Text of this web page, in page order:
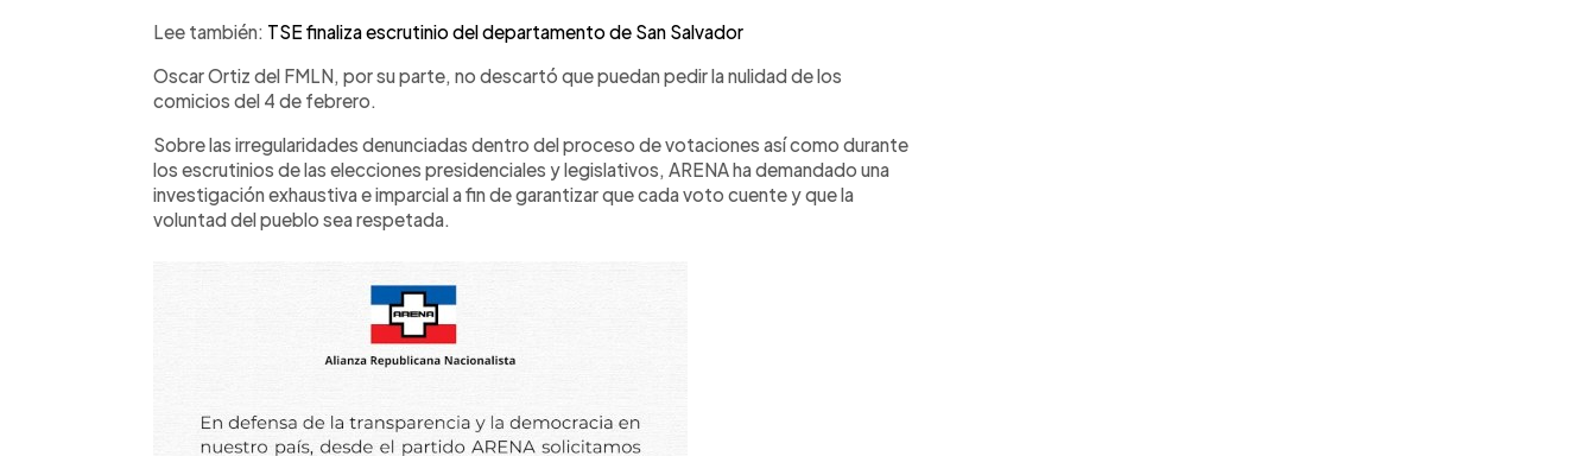
Lee también: TSE finaliza escrutinio del departamento de San Salvador
Oscar Ortiz del FMLN, por su parte, no descartó que puedan pedir la nulidad de los
comicios del 4 de febrero.
Sobre las irregularidades denunciadas dentro del proceso de votaciones así como durante
los escrutinios de las elecciones presidenciales y legislativos, ARENA ha demandado una
investigación exhaustiva e imparcial a fin de garantizar que cada voto cuente y que la
voluntad del pueblo sea respetada.